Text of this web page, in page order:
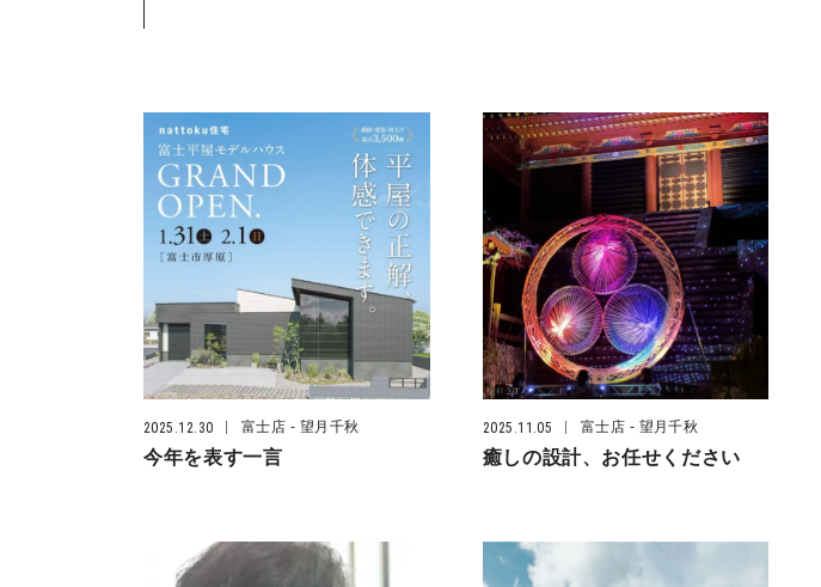
2025.12.30 富士店 - 望月千秋
今年を表す一言
2025.11.05 富士店 - 望月千秋
癒しの設計、お任せください